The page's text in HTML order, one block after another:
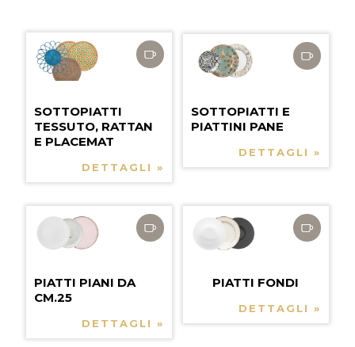
SOTTOPIATTI
TESSUTO, RATTAN
E PLACEMAT
DETTAGLI »
SOTTOPIATTI E
PIATTINI PANE
DETTAGLI »
PIATTI PIANI DA
CM.25
DETTAGLI »
PIATTI FONDI
DETTAGLI »